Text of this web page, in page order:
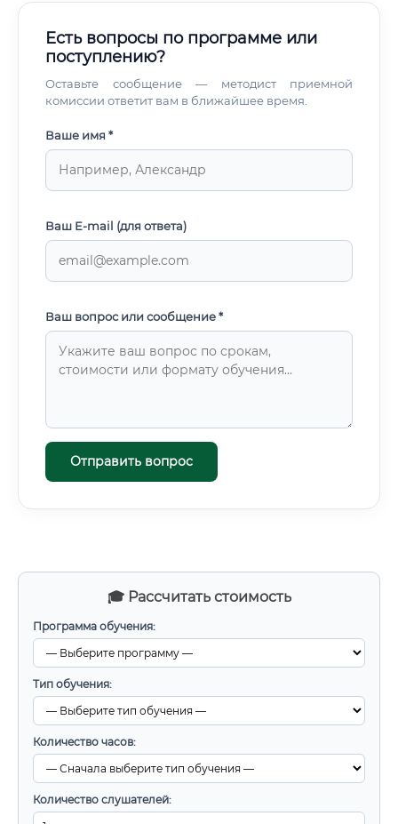
🎓 Рассчитать стоимость
Программа обучения:
Тип обучения:
Количество часов:
Количество слушателей:
Есть вопросы по программе или
поступлению?
Оставьте сообщение — методист приемной
комиссии ответит вам в ближайшее время.
Ваше имя *
Ваш E-mail (для ответа)
Ваш вопрос или сообщение *
Отправить вопрос